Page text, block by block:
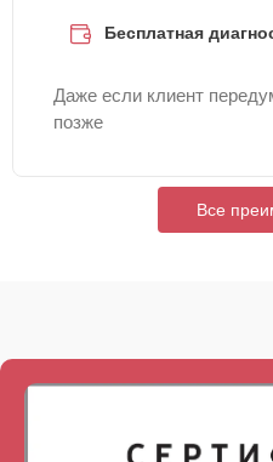
Бесплатная
Даже если клиент
позже
Все